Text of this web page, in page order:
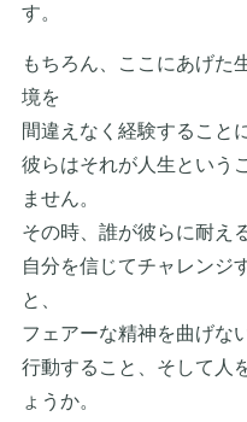
す。
もちろん、ここにあげた
境を
間違えなく経験すること
彼らはそれが人生という
ません。
その時、誰が彼らに耐え
自分を信じてチャレンジ
と、
フェアーな精神を曲げな
行動すること、そして人
ょうか。